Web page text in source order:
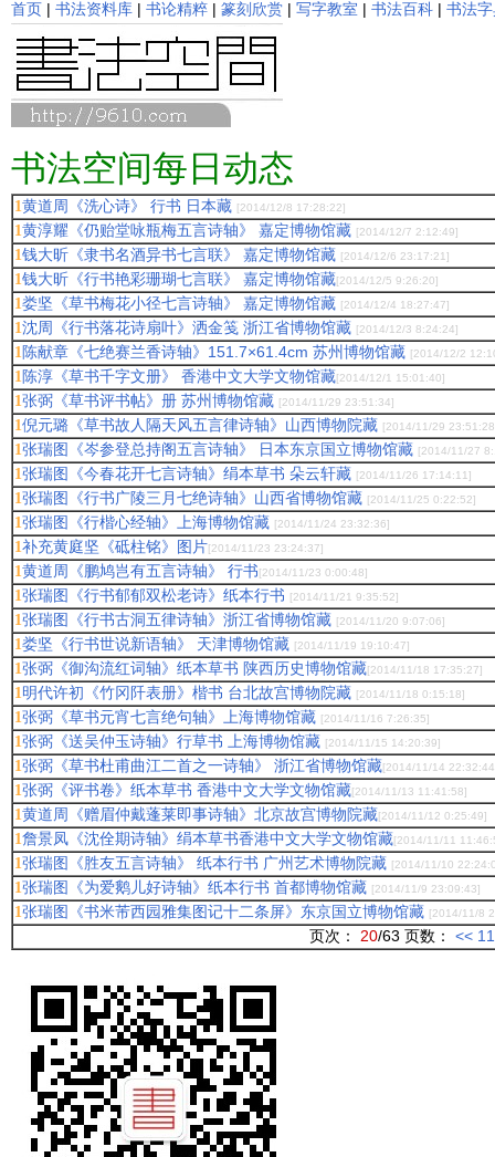
首页 | 书法资料库 | 书论精粹 | 篆刻欣赏 | 写字教室 | 书法百科 | 书法
书法空间每日动态
1黄道周《洗心诗》 行书 日本藏 [2014/12/8 17:28:22]
1黄淳耀《仍贻堂咏瓶梅五言诗轴》 嘉定博物馆藏 [2014/12/7 2:12:49]
1钱大昕《隶书名酒异书七言联》 嘉定博物馆藏 [2014/12/6 23:17:21]
1钱大昕《行书艳彩珊瑚七言联》 嘉定博物馆藏[2014/12/5 9:26:20]
1娄坚《草书梅花小径七言诗轴》 嘉定博物馆藏 [2014/12/4 18:27:47]
1沈周《行书落花诗扇叶》洒金笺 浙江省博物馆藏 [2014/12/3 8:24:24]
1陈献章《七绝赛兰香诗轴》151.7×61.4cm 苏州博物馆藏 [2014/12/2
1陈淳《草书千字文册》 香港中文大学文物馆藏[2014/12/1 15:01:40]
1张弼《草书评书帖》册 苏州博物馆藏 [2014/11/29 23:51:34]
1倪元璐《草书故人隔天风五言律诗轴》山西博物院藏 [2014/11/29
1张瑞图《岑参登总持阁五言诗轴》 日本东京国立博物馆藏 [2014/11/27
1张瑞图《今春花开七言诗轴》绢本草书 朵云轩藏 [2014/11/26 17:14:11]
1张瑞图《行书广陵三月七绝诗轴》山西省博物馆藏 [2014/11/25 0:22:52]
1张瑞图《行楷心经轴》上海博物馆藏 [2014/11/24 23:32:36]
1补充黄庭坚《砥柱铭》图片[2014/11/23 23:24:37]
1黄道周《鹏鸠岂有五言诗轴》 行书[2014/11/23 0:00:48]
1张瑞图《行书郁郁双松老诗》纸本行书 [2014/11/21 9:35:52]
1张瑞图《行书古洞五律诗轴》浙江省博物馆藏 [2014/11/20 9:07:06]
1娄坚《行书世说新语轴》 天津博物馆藏 [2014/11/19 19:10:47]
1张弼《御沟流红词轴》纸本草书 陕西历史博物馆藏[2014/11/18 17:35:27]
1明代许初《竹冈阡表册》楷书 台北故宫博物院藏 [2014/11/18 0:15:18]
1张弼《草书元宵七言绝句轴》上海博物馆藏 [2014/11/16 7:26:35]
1张弼《送吴仲玉诗轴》行草书 上海博物馆藏 [2014/11/15 14:20:39]
1张弼《草书杜甫曲江二首之一诗轴》 浙江省博物馆藏[2014/11/14
1张弼《评书卷》纸本草书 香港中文大学文物馆藏[2014/11/13 11:41:58]
1黄道周《赠眉仲戴蓬莱即事诗轴》北京故宫博物院藏[2014/11/12 0:25:49]
1詹景凤《沈佺期诗轴》绢本草书香港中文大学文物馆藏[2014/11/11
1张瑞图《胜友五言诗轴》 纸本行书 广州艺术博物院藏 [2014/11/10
1张瑞图《为爱鹅儿好诗轴》纸本行书 首都博物馆藏 [2014/11/9 23:09:43]
1张瑞图《书米芾西园雅集图记十二条屏》东京国立博物馆藏 [2014/11/8
页次： 20/63 页数： << 11